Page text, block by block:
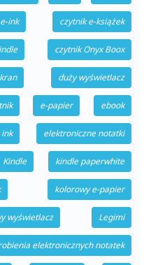
ink czytnik e-książek
czytnik Onyx Boox
duży wyświetlacz
e-papier ebook
elektroniczne notatki
Kindle kindle paperwhite
kolorowy e-papier
wyświetlacz Legimi
elektronicznych notatek